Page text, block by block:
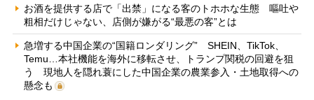
お酒を提供する店で「出禁」になる客のトホホな生態 嘔吐や
粗相だけじゃない、店側が嫌がる“最悪の客”とは
急増する中国企業の“国籍ロンダリング” SHEIN、TikTok、
Temu…本社機能を海外に移転させ、トランプ関税の回避を狙
う 現地人を隠れ蓑にした中国企業の農業参入・土地取得への
懸念も